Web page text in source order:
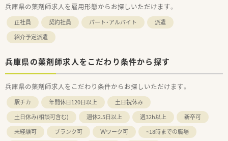
兵庫県の薬剤師求人を雇用形態からお探しいただけます。
正社員 契約社員 パート・アルバイト
派遣
紹介予定派遣
兵庫県の薬剤師求人をこだわり条件から探す
兵庫県の薬剤師求人をこだわり条件からお探しいただけます。
駅チカ 年間休日120日以上
土日祝休み
土日休み(相談可含む)
週休2.5日以上 週32h以上
新卒可
未経験可
ブランク可 Ｗワーク可
~18時までの職場